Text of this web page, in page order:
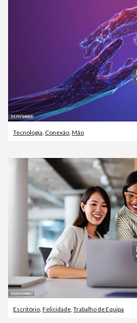
Tecnologia Conexão Mão
Escritório, Felicidade, Trabalho de Equipa